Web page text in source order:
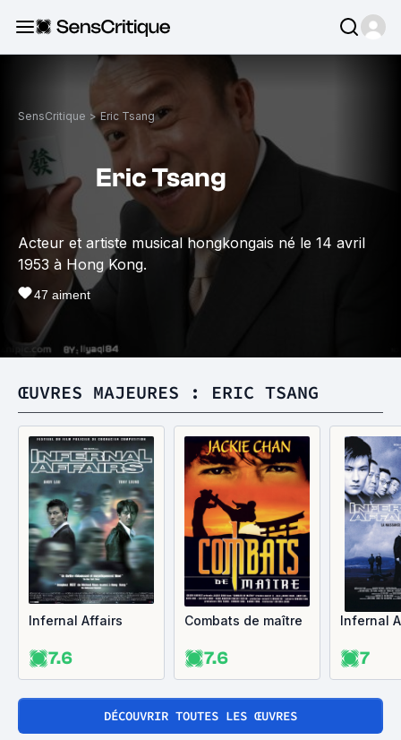
SensCritique > Eric Tsang
Eric Tsang
Acteur et artiste musical hongkongais né le 14 avril
1953 à Hong Kong.
47 aiment
ŒUVRES MAJEURES : ERIC TSANG
Infernal Affairs
7.6
Combats de maître
7.6
Infernal
7
DÉCOUVRIR TOUTES LES ŒUVRES